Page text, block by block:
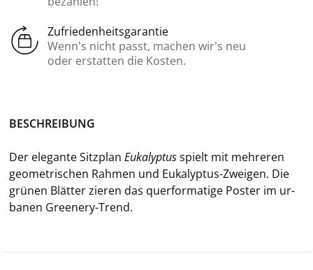
Zufriedenheitsgarantie
Wenn’s nicht passt, machen wir’s neu
oder erstatten die Kosten.
BE­SCHREI­BUNG
Der ele­gan­te Sitz­plan Eu­ka­lyp­tusspielt mit meh­re­ren
geo­me­tri­schen Rah­men und Eukalyptus-​Zweigen. Die
grü­nen Blät­ter zie­ren das quer­for­ma­ti­ge Pos­ter im ur­
ba­nen Greenery-​Trend.